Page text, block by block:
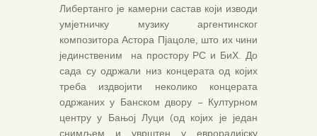
Либертанго је камерни састав који изводи
умјетничку музику аргентинског
композитора Астора Пјацоле, што их чини
јединственим на простору РС и БиХ. До
сада су одржали низ концерата од којих
треба издвојити неколико концерата
одржаних у Банском двору – Културном
центру у Бањој Луци (од којих је један
снимљем и уврштен у еврорадијску